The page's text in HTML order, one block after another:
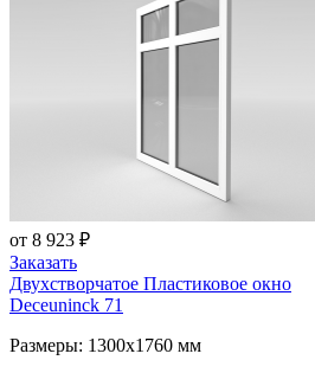
от 8 923 ₽
Заказать
Двухстворчатое Пластиковое окно
Deceuninck 71
Размеры: 1300x1760 мм